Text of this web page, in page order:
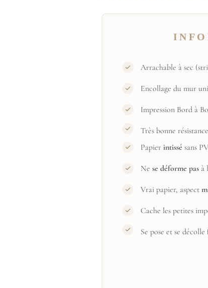
Arrachable à sec
Encollage du mur
Impression Bord à
Très bonne
Papier intissésans
Ne se déforme pas à
Vrai papier, aspect
Cache les petites
Se pose et se décolle